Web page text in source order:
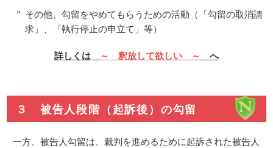
その他、勾留をやめてもらうための活動（「勾留の取消請
求」、「執行停止の申立て」等）
詳しくは ～ 釈放して欲しい ～ へ
３ 被告人段階（起訴後）の勾留
一方、被告人勾留は、裁判を進めるために起訴された被告人